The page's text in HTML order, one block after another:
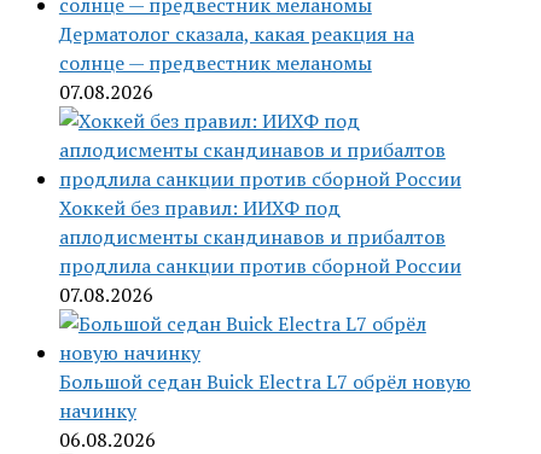
Дерматолог сказала, какая реакция на
солнце — предвестник меланомы
07.08.2026
Хоккей без правил: ИИХФ под
аплодисменты скандинавов и прибалтов
продлила санкции против сборной России
07.08.2026
Большой седан Buick Electra L7 обрёл новую
начинку
06.08.2026